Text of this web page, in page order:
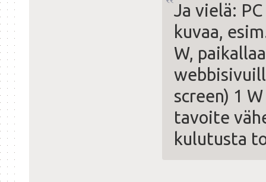
Ja vielä:
kuvaa,
W,
screen) 1
tavoite
kulutusta